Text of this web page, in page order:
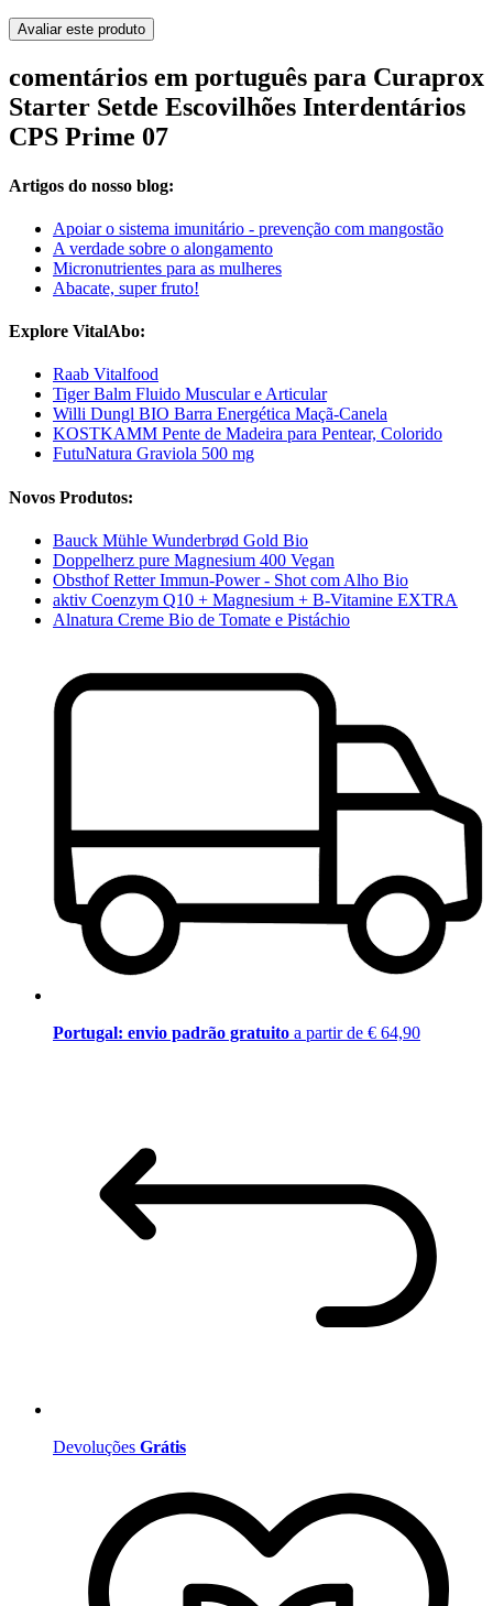
Avaliar este produto
comentários em português para Curaprox
Starter Setde Escovilhões Interdentários
CPS Prime 07
Artigos do nosso blog:
Apoiar o sistema imunitário - prevenção com mangostão
A verdade sobre o alongamento
Micronutrientes para as mulheres
Abacate, super fruto!
Explore VitalAbo:
Raab Vitalfood
Tiger Balm Fluido Muscular e Articular
Willi Dungl BIO Barra Energética Maçã-Canela
KOSTKAMM Pente de Madeira para Pentear, Colorido
FutuNatura Graviola 500 mg
Novos Produtos:
Bauck Mühle Wunderbrød Gold Bio
Doppelherz pure Magnesium 400 Vegan
Obsthof Retter Immun-Power - Shot com Alho Bio
aktiv Coenzym Q10 + Magnesium + B-Vitamine EXTRA
Alnatura Creme Bio de Tomate e Pistáchio
Portugal: envio padrão gratuito a partir de € 64,90
Devoluções Grátis